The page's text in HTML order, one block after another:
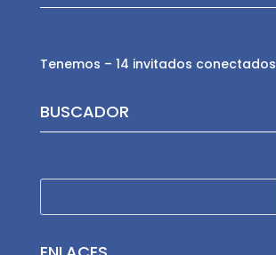
Tenemos – 14 invitados conectados
BUSCADOR